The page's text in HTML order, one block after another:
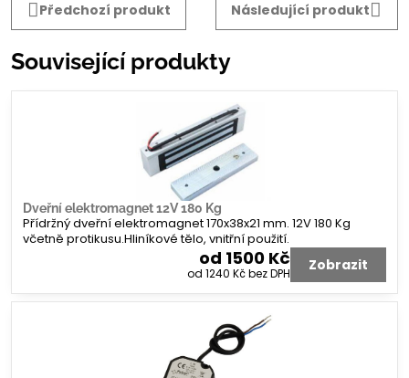
Předchozí produkt
Následující produkt
Související produkty
Dveřní elektromagnet 12V 180 Kg
Přídržný dveřní elektromagnet 170x38x21 mm. 12V 180 Kg
včetně protikusu.Hliníkové tělo, vnitřní použití.
od 1500 Kč
od 1240 Kčbez DPH Zobrazit